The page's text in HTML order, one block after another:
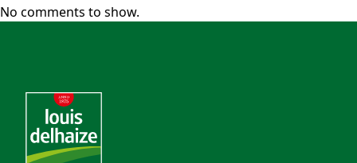
No comments to show.